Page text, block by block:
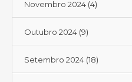
Novembro 2024 (4)
Outubro 2024 (9)
Setembro 2024 (18)